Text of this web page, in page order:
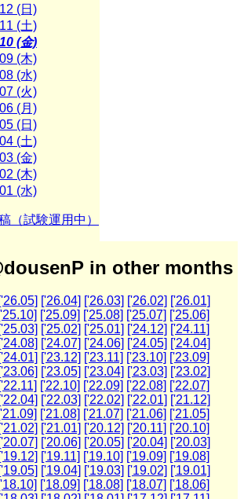
(日)
(土)
(金)
(木)
(水)
(火)
(月)
(日)
(土)
(金)
(木)
(水)
（試験運用中）
in other months
['26.05] ['26.04] ['26.03] ['26.02] ['26.01]
['25.09] ['25.08] ['25.07] ['25.06]
['25.03] ['25.02] ['25.01] ['24.12] ['24.11]
['24.08] ['24.07] ['24.06] ['24.05] ['24.04]
['24.01] ['23.12] ['23.11] ['23.10] ['23.09]
['23.06] ['23.05] ['23.04] ['23.03] ['23.02]
['22.11] ['22.10] ['22.09] ['22.08] ['22.07]
['22.04] ['22.03] ['22.02] ['22.01] ['21.12]
['21.08] ['21.07] ['21.06] ['21.05]
['21.02] ['21.01] ['20.12] ['20.11] ['20.10]
['20.07] ['20.06] ['20.05] ['20.04] ['20.03]
['19.12] ['19.11] ['19.10] ['19.09] ['19.08]
['19.05] ['19.04] ['19.03] ['19.02] ['19.01]
['18.09] ['18.08] ['18.07] ['18.06]